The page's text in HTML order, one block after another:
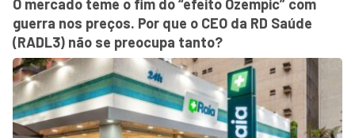
O mercado teme o fim do “efeito Ozempic” com
guerra nos preços. Por que o CEO da RD Saúde
(RADL3) não se preocupa tanto?